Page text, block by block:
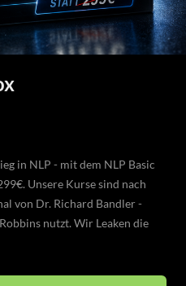
in NLP - mit dem NLP Basic
Unsere Kurse sind nach
von Dr. Richard Bandler -
nutzt. Wir Leaken die